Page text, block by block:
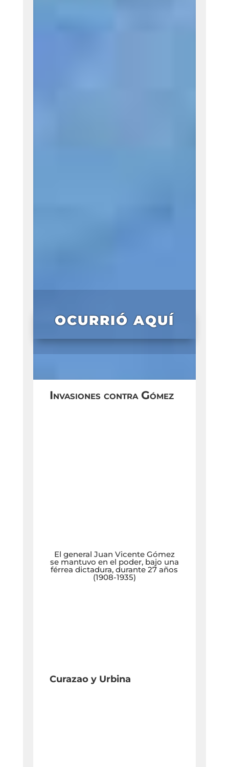
OCURRIÓ AQUÍ
Invasiones contra Gómez
El general Juan Vicente Gómez
se mantuvo en el poder, bajo una
férrea dictadura, durante 27 años
(1908-1935)
Curazao y Urbina